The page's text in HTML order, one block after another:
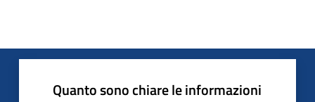
Quanto sono chiare le informazioni